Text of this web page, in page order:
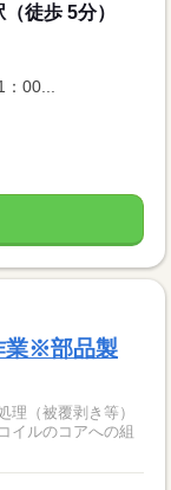
徒歩 5分）
00...
業※部品製
（被覆剥き等）
イルのコアへの組